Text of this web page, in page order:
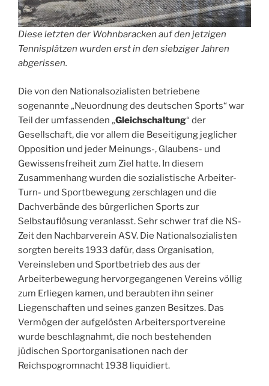
Diese letzten der Wohnbaracken auf den jetzigen
Tennisplätzen wurden erst in den siebziger Jahren
abgerissen.
Die von den Nationalsozialisten betriebene
sogenannte „Neuordnung des deutschen Sports“ war
Teil der umfassenden „Gleichschaltung“ der
Gesellschaft, die vor allem die Beseitigung jeglicher
Opposition und jeder Meinungs-, Glaubens- und
Gewissensfreiheit zum Ziel hatte. In diesem
Zusammenhang wurden die sozialistische Arbeiter-
Turn- und Sportbewegung zerschlagen und die
Dachverbände des bürgerlichen Sports zur
Selbstauflösung veranlasst. Sehr schwer traf die NS-
Zeit den Nachbarverein ASV. Die Nationalsozialisten
sorgten bereits 1933 dafür, dass Organisation,
Vereinsleben und Sportbetrieb des aus der
Arbeiterbewegung hervorgegangenen Vereins völlig
zum Erliegen kamen, und beraubten ihn seiner
Liegenschaften und seines ganzen Besitzes. Das
Vermögen der aufgelösten Arbeitersportvereine
wurde beschlagnahmt, die noch bestehenden
jüdischen Sportorganisationen nach der
Reichspogromnacht 1938 liquidiert.